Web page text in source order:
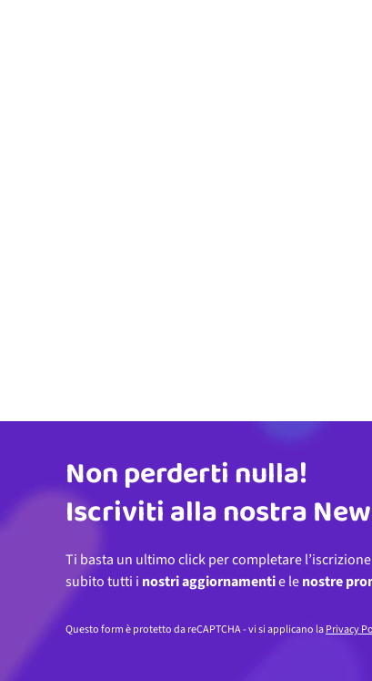
Indirizzo email
Non perderti nulla!
Iscriviti alla nostra
Ti basta un ultimo click per completare
subito tutti i nostri aggiornamentie lenostre
Questo form è protetto da reCAPTCHA - vi si applicano laPrivacy